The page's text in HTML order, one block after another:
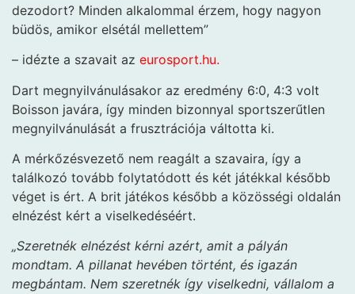
dezodort? Minden alkalommal érzem, hogy nagyon
büdös, amikor elsétál mellettem”
– idézte a szavait az eurosport.hu.
Dart megnyilvánulásakor az eredmény 6:0, 4:3 volt
Boisson javára, így minden bizonnyal sportszerűtlen
megnyilvánulását a frusztrációja váltotta ki.
A mérkőzésvezető nem reagált a szavaira, így a
találkozó tovább folytatódott és két játékkal később
véget is ért. A brit játékos később a közösségi oldalán
elnézést kért a viselkedéséért.
„Szeretnék elnézést kérni azért, amit a pályán
mondtam. A pillanat hevében történt, és igazán
megbántam. Nem szeretnék így viselkedni, vállalom a